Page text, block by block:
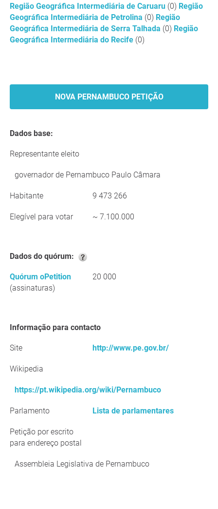
Região Geográfica Intermediária de Caruaru (0) Região
Geográfica Intermediária de Petrolina (0) Região
Geográfica Intermediária de Serra Talhada (0) Região
Geográfica Intermediária do Recife (0)
NOVA PERNAMBUCO PETIÇÃO
Dados base:
Representante eleito
governador de Pernambuco Paulo Câmara
Habitante 9 473 266
Elegível para votar ~ 7.100.000
Dados do quórum:
Quórum oPetition
(assinaturas)
20 000
Informação para contacto
Site http://www.pe.gov.br/
Wikipedia
https://pt.wikipedia.org/wiki/Pernambuco
Parlamento Lista de parlamentares
Petição por escrito
para endereço postal
Assembleia Legislativa de Pernambuco